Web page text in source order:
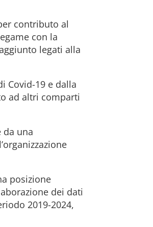
contributo al
con la
legati alla
Covid-19 e dalla
ad altri comparti
da una
posizione
dei dati
2019-2024,